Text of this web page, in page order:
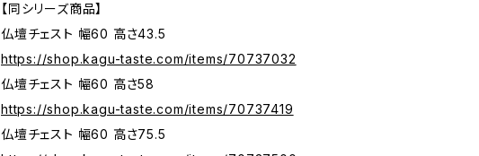
【同シリーズ商品】
仏壇チェスト 幅60 高さ43.5
https://shop.kagu-taste.com/items/70737032
仏壇チェスト 幅60 高さ58
https://shop.kagu-taste.com/items/70737419
仏壇チェスト 幅60 高さ75.5